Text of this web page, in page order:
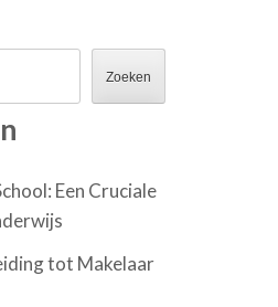
Zoeken
Een Cruciale
tot Makelaar